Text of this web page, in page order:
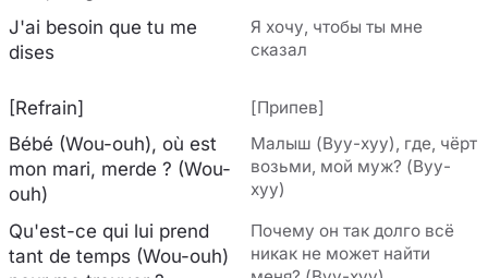
J'ai besoin que tu me
dises
Я хочу, чтобы ты мне
сказал
[Refrain] [Припев]
Bébé (Wou-ouh), où est
mon mari, merde ? (Wou-
ouh)
Малыш (Вуу-хуу), где, чёрт
возьми, мой муж? (Вуу-
хуу)
Qu'est-ce qui lui prend
tant de temps (Wou-ouh)
Почему он так долго всё
никак не может найти